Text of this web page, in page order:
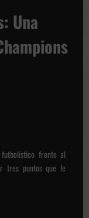
Una
frente al
tres puntos que le